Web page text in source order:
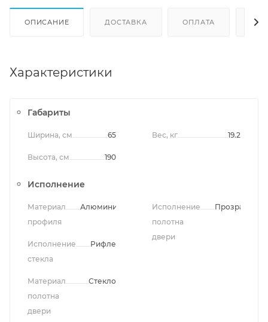
ОПИСАНИЕ ДОСТАВКА ОПЛАТА
Характеристики
Габариты
Ширина, см 65
Высота, см 190
Вес, кг 19.2
Исполнение
Материал
профиля
Алюминий
Исполнение
стекла
Рифленое
Материал
полотна
двери
Стекло
Исполнение
полотна
двери
Прозрачное